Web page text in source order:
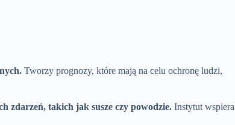
Tworzy prognozy, które mają na celu ochronę ludzi,
zdarzeń, takich jak susze czy powodzie. Instytut wspiera